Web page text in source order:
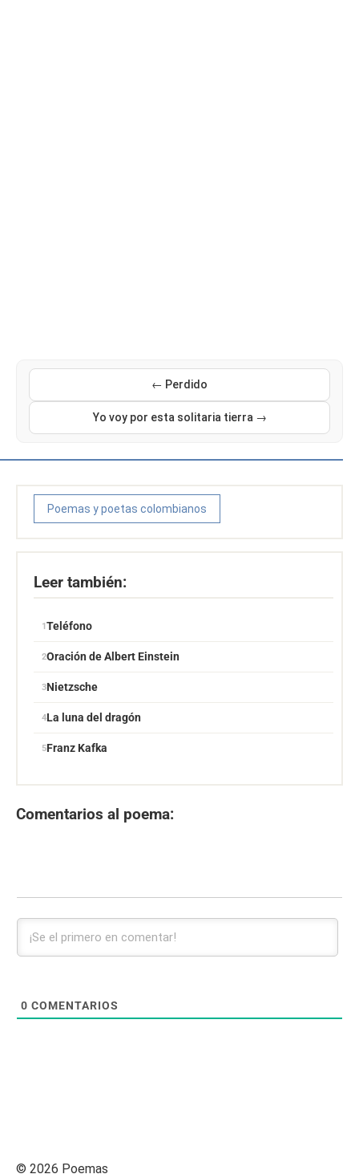
← Perdido
Yo voy por esta solitaria tierra →
Poemas y poetas colombianos
Leer también:
Teléfono
Oración de Albert Einstein
Nietzsche
La luna del dragón
Franz Kafka
Comentarios al poema:
0 COMENTARIOS
© 2026 Poemas